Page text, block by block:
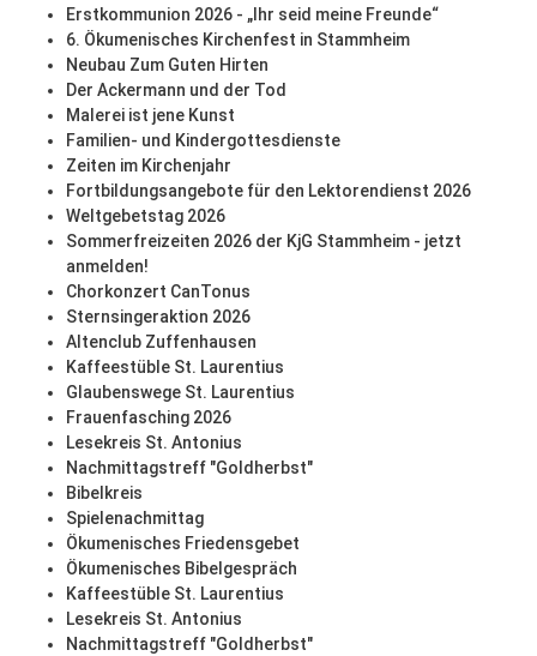
Erstkommunion 2026 - „Ihr seid meine Freunde“
6. Ökumenisches Kirchenfest in Stammheim
Neubau Zum Guten Hirten
Der Ackermann und der Tod
Malerei ist jene Kunst
Familien- und Kindergottesdienste
Zeiten im Kirchenjahr
Fortbildungsangebote für den Lektorendienst 2026
Weltgebetstag 2026
Sommerfreizeiten 2026 der KjG Stammheim - jetzt
anmelden!
Chorkonzert CanTonus
Sternsingeraktion 2026
Altenclub Zuffenhausen
Kaffeestüble St. Laurentius
Glaubenswege St. Laurentius
Frauenfasching 2026
Lesekreis St. Antonius
Nachmittagstreff "Goldherbst"
Bibelkreis
Spielenachmittag
Ökumenisches Friedensgebet
Ökumenisches Bibelgespräch
Kaffeestüble St. Laurentius
Lesekreis St. Antonius
Nachmittagstreff "Goldherbst"